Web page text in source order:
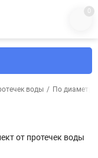
0
воды / По
от протечек воды